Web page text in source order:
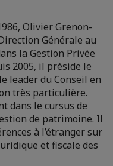
Olivier Grenon-
Générale au
la Gestion Privée
2005, il préside le
leader du Conseil en
très particulière.
dans le cursus de
de patrimoine. Il
à l’étranger sur
et fiscale des